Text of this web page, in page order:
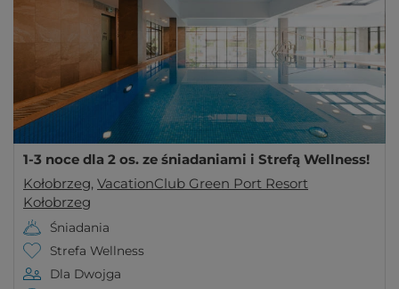
1-3 noce dla 2 os. ze śniadaniami i Strefą Wellness!
Kołobrzeg, VacationClub Green Port Resort
Kołobrzeg
Śniadania
Strefa Wellness
Dla Dwojga